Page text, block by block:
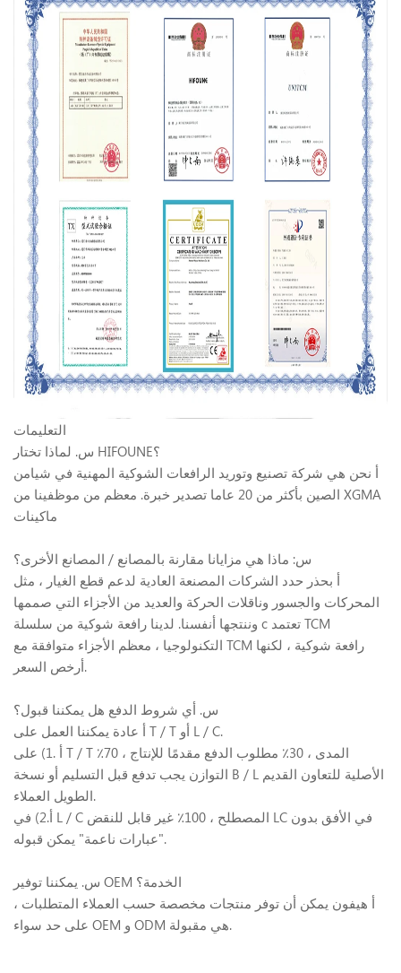
التعليمات
س. لماذا تختار HIFOUNE؟
أ نحن هي شركة تصنيع وتوريد الرافعات الشوكية المهنية في شيامن
الصين بأكثر من 20 عاما تصدير خبرة. معظم من موظفينا من XGMA
ماكينات
س: ماذا هي مزايانا مقارنة بالمصانع / المصانع الأخرى؟
أ بحذر حدد الشركات المصنعة العادية لدعم قطع الغيار ، مثل
المحركات والجسور وناقلات الحركة والعديد من الأجزاء التي صممها
وننتجها أنفسنا. لدينا رافعة شوكية من سلسلة c تعتمد TCM
التكنولوجيا ، معظم الأجزاء متوافقة مع TCM رافعة شوكية ، لكنها
أرخص السعر.
س. أي شروط الدفع هل يمكننا قبول؟
أ عادة يمكننا العمل على T / T أو L / C.
أ .1) على T / T المدى ، 30٪ مطلوب الدفع مقدمًا للإنتاج ، 70٪
التوازن يجب تدفع قبل التسليم أو نسخة B / L الأصلية للتعاون القديم
الطويل العملاء.
أ.2) في L / C المصطلح ، 100٪ غير قابل للنقض LC في الأفق بدون
"عبارات ناعمة" يمكن قبوله.
س. يمكننا توفير OEM الخدمة؟
أ هيفون يمكن أن توفر منتجات مخصصة حسب العملاء المتطلبات ،
على حد سواء OEM و ODM هي مقبولة.